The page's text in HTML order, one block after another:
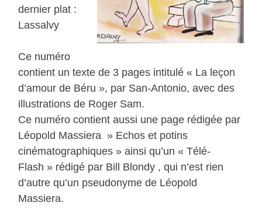
dernier plat :
Lassalvy
Ce numéro
contient un texte de 3 pages intitulé « La leçon
d’amour de Béru », par San-Antonio, avec des
illustrations de Roger Sam.
Ce numéro contient aussi une page rédigée par
Léopold Massiera » Echos et potins
cinématographiques » ainsi qu’un « Télé-
Flash » rédigé par Bill Blondy , qui n’est rien
d’autre qu’un pseudonyme de Léopold
Massiera.